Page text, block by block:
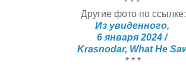
* * *
Другие фото по ссылке:
Из увиденного,
6 января 2024 /
Krasnodar, What He
* * *